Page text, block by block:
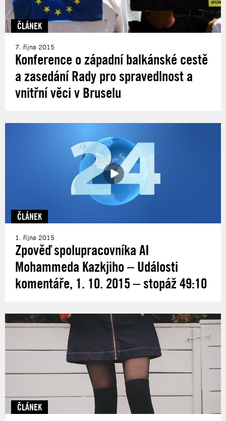
ČLÁNEK
7. října 2015
Konference o západní balkánské cestě
a zasedání Rady pro spravedlnost a
vnitřní věci v Bruselu
ČLÁNEK
1. října 2015
Zpověď spolupracovníka AI
Mohammeda Kazkjiho – Události
komentáře, 1. 10. 2015 – stopáž 49:10
ČLÁNEK